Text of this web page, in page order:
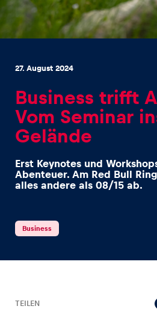
Events
Erlebnisse
27. August 2024
Business trifft
Vom Seminar
Gelände
Erst Keynotes und
Abenteuer. Am Red Bull
alles andere als 08/15 ab.
Business
TEILEN